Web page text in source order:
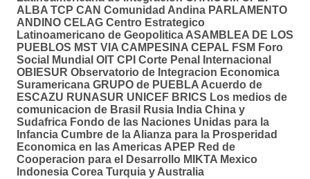
ALBA TCP CAN Comunidad Andina PARLAMENTO
ANDINO CELAG Centro Estrategico
Latinoamericano de Geopolitica ASAMBLEA DE LOS
PUEBLOS MST VIA CAMPESINA CEPAL FSM Foro
Social Mundial OIT CPI Corte Penal Internacional
OBIESUR Observatorio de Integracion Economica
Suramericana GRUPO de PUEBLA Acuerdo de
ESCAZU RUNASUR UNICEF BRICS Los medios de
comunicacion de Brasil Rusia India China y
Sudafrica Fondo de las Naciones Unidas para la
Infancia Cumbre de la Alianza para la Prosperidad
Economica en las Americas APEP Red de
Cooperacion para el Desarrollo MIKTA Mexico
Indonesia Corea Turquia y Australia